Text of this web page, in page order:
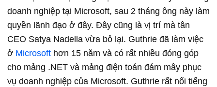
doanh nghiệp tại Microsoft, sau 2 tháng ông này làm
quyền lãnh đạo ở đây. Đây cũng là vị trí mà tân
CEO Satya Nadella vừa bỏ lại. Guthrie đã làm việc
ở Microsoft hơn 15 năm và có rất nhiều đóng góp
cho mảng .NET và mảng điện toán đám mây phục
vụ doanh nghiệp của Microsoft. Guthrie rất nổi tiếng